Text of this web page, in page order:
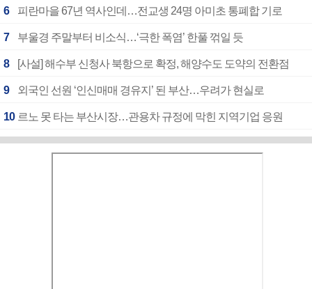
6 피란마을 67년 역사인데…전교생 24명 아미초 통폐합 기로
7 부울경 주말부터 비소식…‘극한 폭염’ 한풀 꺾일 듯
8 [사설] 해수부 신청사 북항으로 확정, 해양수도 도약의 전환점
9 외국인 선원 ‘인신매매 경유지’ 된 부산…우려가 현실로
10 르노 못 타는 부산시장…관용차 규정에 막힌 지역기업 응원